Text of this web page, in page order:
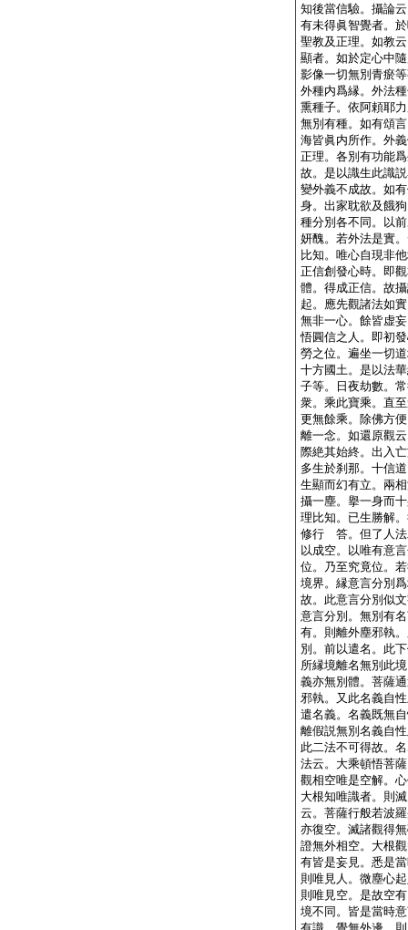
知後當信驗。攝論
有未得眞智覺者。
聖教及正理。如教
顯者。如於定心中
影像一切無別青瘀
外種内爲縁。外法
熏種子。依阿頼耶
無別有種。如有頌
海皆眞内所作。外
正理。各別有功能
故。是以識生此識
變外義不成故。如
身。出家耽欲及餓
種分別各不同。以
妍醜。若外法是實
比知。唯心自現非
正信創發心時。即
體。得成正信。故
起。應先觀諸法如
無非一心。餘皆虚
悟圓信之人。即初
勞之位。遍坐一切
十方國土。是以法
子等。日夜劫數。
衆。乘此寶乘。直
更無餘乘。除佛方
離一念。如還原觀
際絶其始終。出入
多生於刹那。十信
生顯而幻有立。兩
攝一塵。擧一身而
理比知。已生勝解
修行 答。但了人法
以成空。以唯有意
位。乃至究竟位。
境界。縁意言分別
故。此意言分別似
意言分別。無別有
有。則離外塵邪執
別。前以遣名。此
所縁境離名無別此
義亦無別體。菩薩
邪執。又此名義自
遣名義。名義既無
離假説無別名義自
此二法不可得故。
法云。大乘頓悟菩
觀相空唯是空解。
大根知唯識者。則
云。菩薩行般若波
亦復空。滅諸觀得
證無外相空。大根
有皆是妄見。悉是
則唯見人。微塵心
則唯見空。是故空
境不同。皆是當時